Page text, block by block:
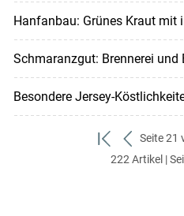
Hanfanbau: Grünes Kraut mit
Schmaranzgut: Brennerei und
Besondere Jersey-
zum
ersten
zurück
zum
Seite 21
222 Artikel |